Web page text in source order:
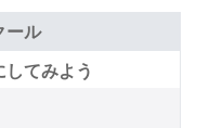
ール
してみよう